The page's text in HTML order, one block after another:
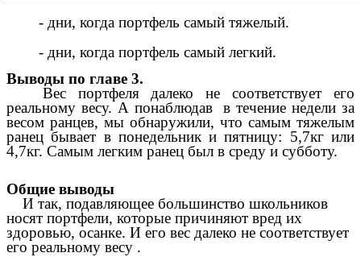
- дни, когда портфель самый тяжелый.
- дни, когда портфель самый легкий.
Выводы по главе 3.
Вес портфеля далеко не соответствует его
реальному весу. А понаблюдав в течение недели за
весом ранцев, мы обнаружили, что самым тяжелым
ранец бывает в понедельник и пятницу: 5,7кг или
4,7кг. Самым легким ранец был в среду и субботу.
Общие выводы
И так, подавляющее большинство школьников
носят портфели, которые причиняют вред их
здоровью, осанке. И его вес далеко не соответствует
его реальному весу .